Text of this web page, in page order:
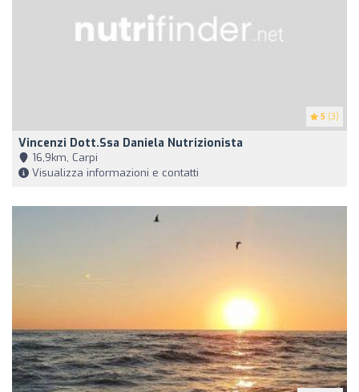
5 (3)
Vincenzi Dott.ssa Daniela Nutrizionista
16,9km, Carpi
Visualizza informazioni e contatti